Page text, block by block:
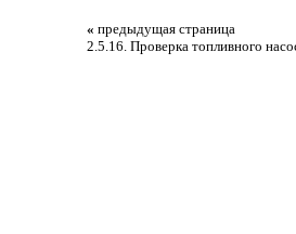
« предыдущая страница
2.5.16. Проверка топливного